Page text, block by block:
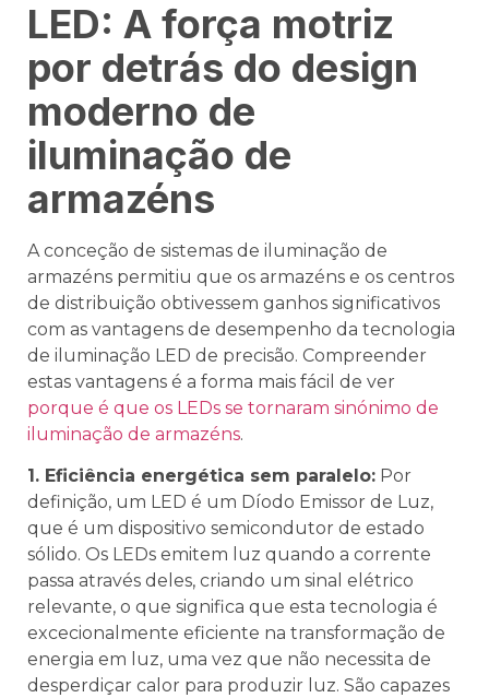
LED: A força motriz
por detrás do design
moderno de
iluminação de
armazéns
A conceção de sistemas de iluminação de
armazéns permitiu que os armazéns e os centros
de distribuição obtivessem ganhos significativos
com as vantagens de desempenho da tecnologia
de iluminação LED de precisão. Compreender
estas vantagens é a forma mais fácil de ver
porque é que os LEDs se tornaram sinónimo de
iluminação de armazéns.
1. Eficiência energética sem paralelo: Por
definição, um LED é um Díodo Emissor de Luz,
que é um dispositivo semicondutor de estado
sólido. Os LEDs emitem luz quando a corrente
passa através deles, criando um sinal elétrico
relevante, o que significa que esta tecnologia é
excecionalmente eficiente na transformação de
energia em luz, uma vez que não necessita de
desperdiçar calor para produzir luz. São capazes